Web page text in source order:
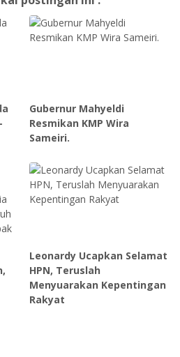
Gubernur Mahyeldi
Resmikan KMP Wira
Sameiri.
Leonardy Ucapkan Selamat
HPN, Teruslah
Menyuarakan Kepentingan
Rakyat